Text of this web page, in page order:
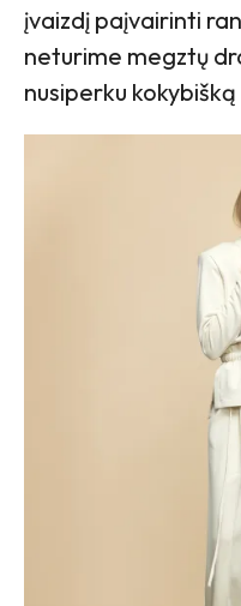
įvaizdį paįvairinti
neturime megztų
nusiperku